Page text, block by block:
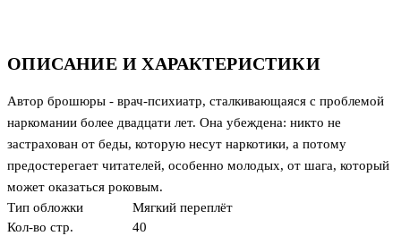
ОПИСАНИЕ И ХАРАКТЕРИСТИКИ
Автор брошюры - врач-психиатр, сталкивающаяся с проблемой
наркомании более двадцати лет. Она убеждена: никто не
застрахован от беды, которую несут наркотики, а потому
предостерегает читателей, особенно молодых, от шага, который
может оказаться роковым.
Тип обложки
Мягкий переплёт
Кол-во стр.
40